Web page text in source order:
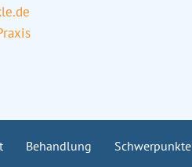
Behandlung Schwerpunkte